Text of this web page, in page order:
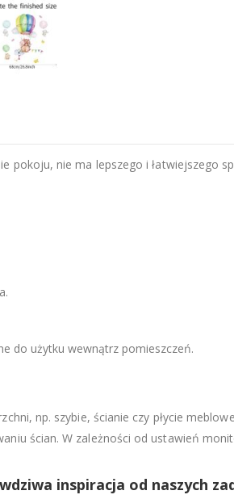
pokoju, nie ma lepszego i łatwiejszego
do użytku wewnątrz pomieszczeń.
np. szybie, ścianie czy płycie
ścian. W zależności od ustawień
inspiracja od naszych